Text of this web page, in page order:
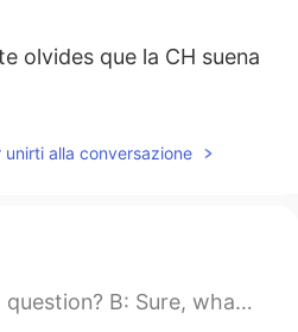
olvides que la CH suena
unirti alla conversazione
up? A: Well, I was just wondering if you'd like to...